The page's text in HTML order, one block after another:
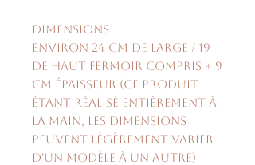
Dimensions
environ 24 cm de large / 19
de haut fermoir compris + 9
cm épaisseur (ce produit
étant réalisé entièrement à
la main, les dimensions
peuvent légèrement varier
d'un modèle à un autre)